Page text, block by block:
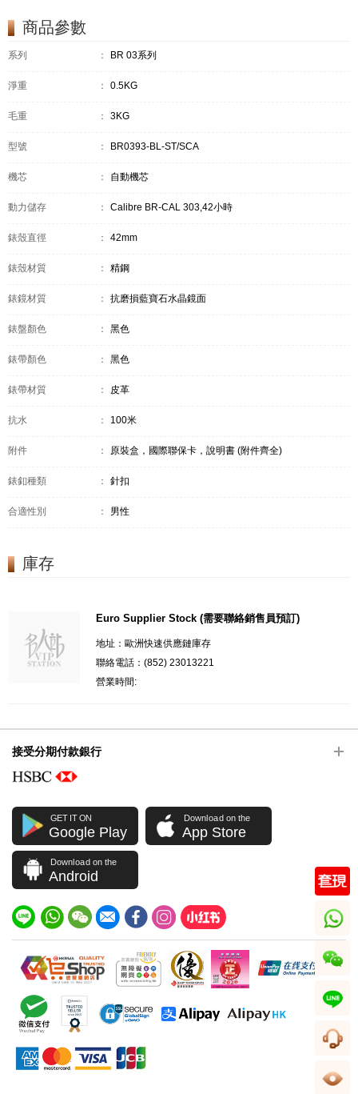
商品參數
系列 ： BR 03系列
淨重 ： 0.5KG
毛重 ： 3KG
型號 ： BR0393-BL-ST/SCA
機芯 ： 自動機芯
動力儲存 ： Calibre BR-CAL 303,42小時
錶殼直徑 ： 42mm
錶殼材質 ： 精鋼
錶鏡材質 ： 抗磨損藍寶石水晶鏡面
錶盤顏色 ： 黑色
錶帶顏色 ： 黑色
錶帶材質 ： 皮革
抗水 ： 100米
附件 ： 原裝盒，國際聯保卡，說明書 (附件齊全)
錶釦種類 ： 針扣
合適性別 ： 男性
庫存
Euro Supplier Stock (需要聯絡銷售員預訂)
地址：歐洲快速供應鏈庫存
聯絡電話：(852) 23013221
營業時間:
接受分期付款銀行
GET IT ON
Google Play
Download on the
App Store
Download on the
Android
whatsapp